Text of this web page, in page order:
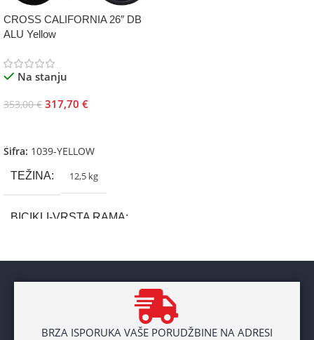
CROSS CALIFORNIA 26″ DB
ALU Yellow
Na stanju
353,00€ 317,70 €
Šifra: 1039-YELLOW
TEŽINA 12,5 kg
BICIKLI-VRSTA RAMA
BRZA ISPORUKA VAŠE PORUDŽBINE NA ADRESI